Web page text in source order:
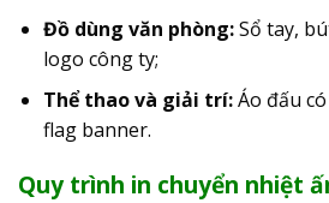
Đồ dùng văn phòng:Sổ tay,
logo công ty;
Thể thao và giải trí:Áo đấu
flag banner.
Quy trình in chuyển nhiệt